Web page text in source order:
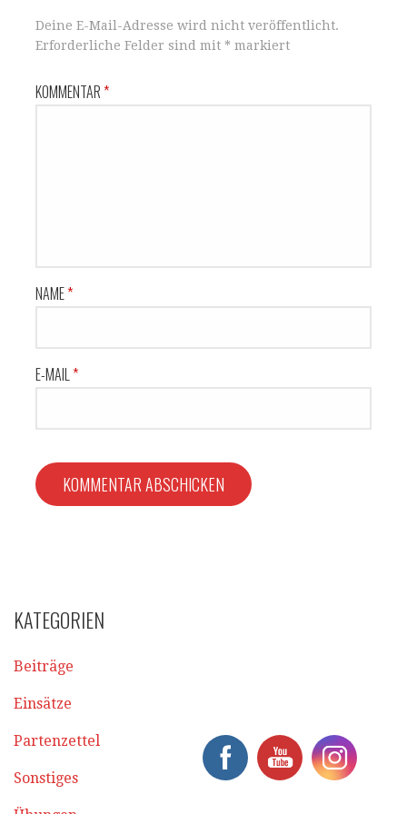
Deine E-Mail-Adresse wird nicht veröffentlicht.
Erforderliche Felder sind mit * markiert
KOMMENTAR*
NAME*
E-MAIL*
KATEGORIEN
Beiträge
Einsätze
Partenzettel
Sonstiges